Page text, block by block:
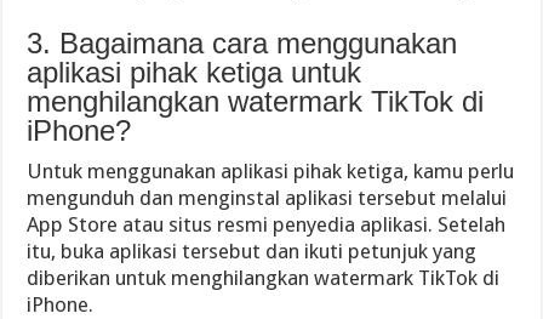
3. Bagaimana cara menggunakan
aplikasi pihak ketiga untuk
menghilangkan watermark TikTok di
iPhone?
Untuk menggunakan aplikasi pihak ketiga, kamu perlu
mengunduh dan menginstal aplikasi tersebut melalui
App Store atau situs resmi penyedia aplikasi. Setelah
itu, buka aplikasi tersebut dan ikuti petunjuk yang
diberikan untuk menghilangkan watermark TikTok di
iPhone.